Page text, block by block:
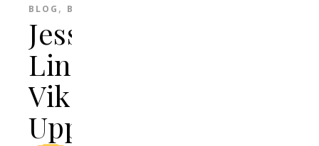
BLOG , BLOGG
Jessica
Lindell
Vikarby:
Uppdatering